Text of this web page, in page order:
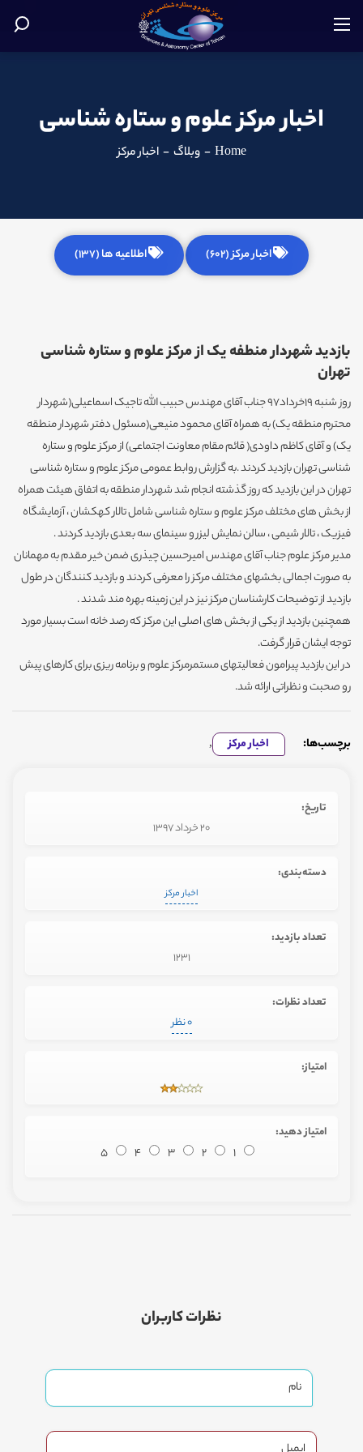
اخبار مرکز علوم و ستاره شناسی
Home
- وبلاگ - اخبار مرکز
اخبار مرکز (602) اطلاعیه ها (137)
بازدید شهردار منطفه یک از مرکز علوم و ستاره شناسی
تهران
روز شنبه 19خرداد97 جناب آقای مهندس حبیب الله تاجیک اسماعیلی(شهردار
محترم منطقه یک) به همراه آقای محمود منیعی(مسئول دفتر شهردار منطقه
یک) و آقای کاظم داودی( قائم مقام معاونت اجتماعی) از مرکز علوم و ستاره
شناسی تهران بازدید کردند .به گزارش روابط عمومی مرکز علوم و ستاره شناسی
تهران در این بازدید که روز گذشته انجام شد شهردار منطقه به اتفاق هیئت همراه
از بخش های مختلف مرکز علوم و ستاره شناسی شامل تالار کهکشان ، آزمایشگاه
فیزیک ، تالار شیمی ، سالن نمایش لیزر و سینمای سه بعدی بازدید کردند .
مدیر مرکز علوم جناب آقای مهندس امیرحسین چیذری ضمن خیر مقدم به مهمانان
به صورت اجمالی بخشهای مختلف مرکز را معرفی کردند و بازدید کنندگان در طول
بازدید از توضیحات کارشناسان مرکز نیز در این زمینه بهره مند شدند .
همچنین بازدید از یکی از بخش های اصلی این مرکز که رصد خانه است بسیار مورد
توجه ایشان قرار گرفت.
در این بازدید پیرامون فعالیتهای مستمرمرکز علوم و برنامه ریزی برای کارهای پیش
رو صحبت و نظراتی ارائه شد.
برچسب‌ها: اخبار مرکز ,
تاریخ:
20 خرداد 1397
دسته‌بندی:
اخبار مرکز
تعداد بازدید:
1231
تعداد نظرات:
0 نظر
امتیاز:
امتیاز دهید:
1
2
3
4
5
نظرات کاربران